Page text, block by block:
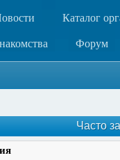
Каталог
Форум
Часто